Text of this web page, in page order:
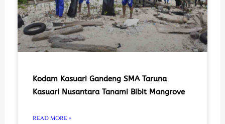
Kodam Kasuari Gandeng SMA Taruna
Kasuari Nusantara Tanami Bibit Mangrove
READ MORE »